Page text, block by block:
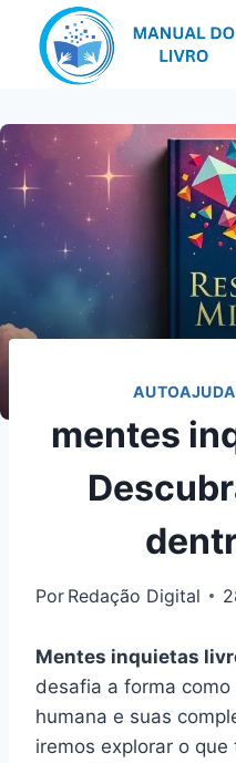
AUTOAJUDA
mentes
Por Redação Digital
Mentes inquietas
desafia a forma
humana e suas
iremos explorar o